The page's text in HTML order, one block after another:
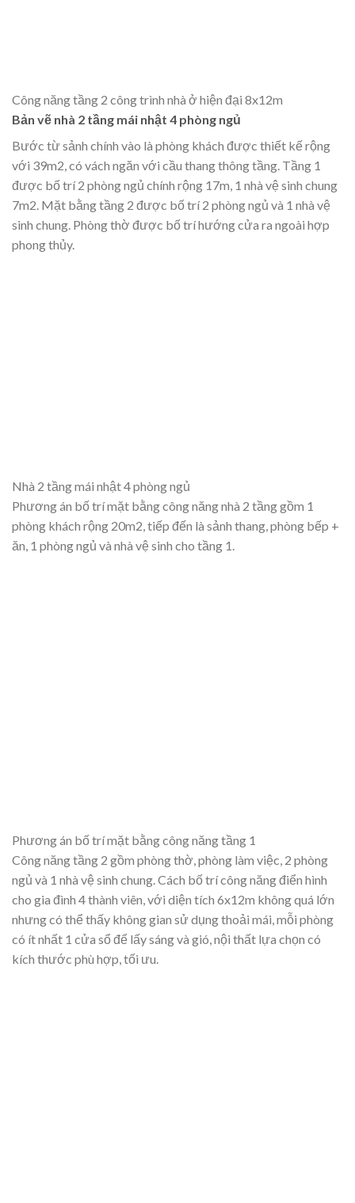
Công năng tầng 2 công trình nhà ở hiện đại 8x12m
Bản vẽ nhà 2 tầng mái nhật 4 phòng ngủ
Bước từ sảnh chính vào là phòng khách được thiết kế rộng
với 39m2, có vách ngăn với cầu thang thông tầng. Tầng 1
được bố trí 2 phòng ngủ chính rộng 17m, 1 nhà vệ sinh chung
7m2. Mặt bằng tầng 2 được bố trí 2 phòng ngủ và 1 nhà vệ
sinh chung. Phòng thờ được bố trí hướng cửa ra ngoài hợp
phong thủy.
Nhà 2 tầng mái nhật 4 phòng ngủ
Phương án bố trí mặt bằng công năng nhà 2 tầng gồm 1
phòng khách rộng 20m2, tiếp đến là sảnh thang, phòng bếp +
ăn, 1 phòng ngủ và nhà vệ sinh cho tầng 1.
Phương án bố trí mặt bằng công năng tầng 1
Công năng tầng 2 gồm phòng thờ, phòng làm việc, 2 phòng
ngủ và 1 nhà vệ sinh chung. Cách bố trí công năng điển hình
cho gia đình 4 thành viên, với diện tích 6x12m không quá lớn
nhưng có thể thấy không gian sử dụng thoải mái, mỗi phòng
có ít nhất 1 cửa sổ để lấy sáng và gió, nội thất lựa chọn có
kích thước phù hợp, tối ưu.